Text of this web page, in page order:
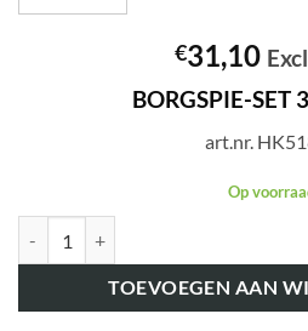
€31,10
BORGSPIE-SET
art.nr.
Op
TOEVOEGEN AAN